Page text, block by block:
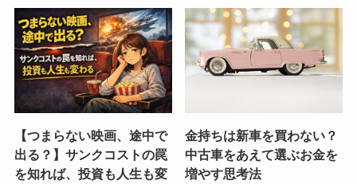
【つまらない映画、途中で
出る？】サンクコストの罠
を知れば、投資も人生も変
金持ちは新車を買わない？
中古車をあえて選ぶお金を
増やす思考法